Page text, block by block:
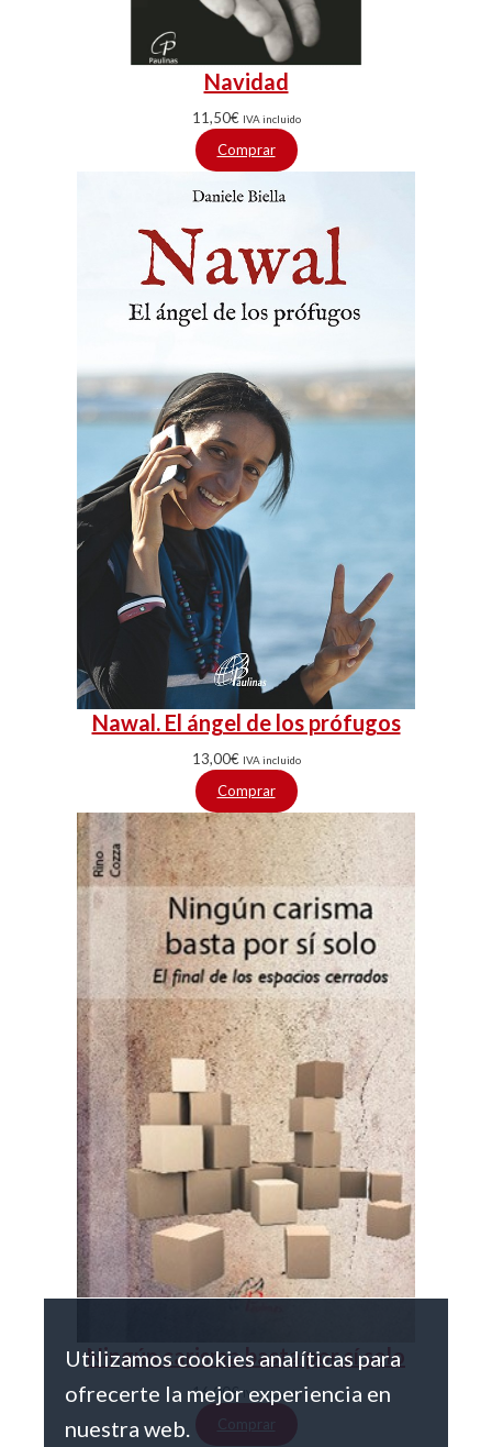
Navidad
11,50€ IVA incluido
Comprar
Nawal. El ángel de los prófugos
13,00€ IVA incluido
Comprar
Ningún carisma basta por sí solo
16,00€ IVA incluido
Comprar
Utilizamos cookies analíticas para
ofrecerte la mejor experiencia en
nuestra web.